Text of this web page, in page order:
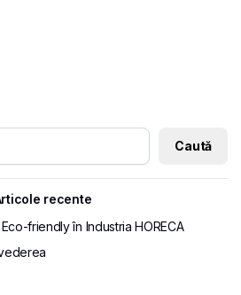
Caută
recente
friendly în Industria HORECA